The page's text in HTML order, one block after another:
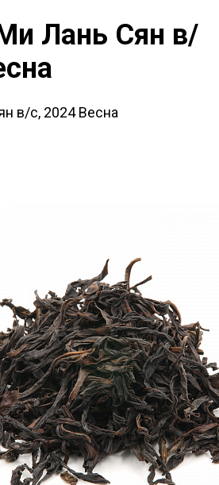
Лань Сян в/
в/с, 2024 Весна